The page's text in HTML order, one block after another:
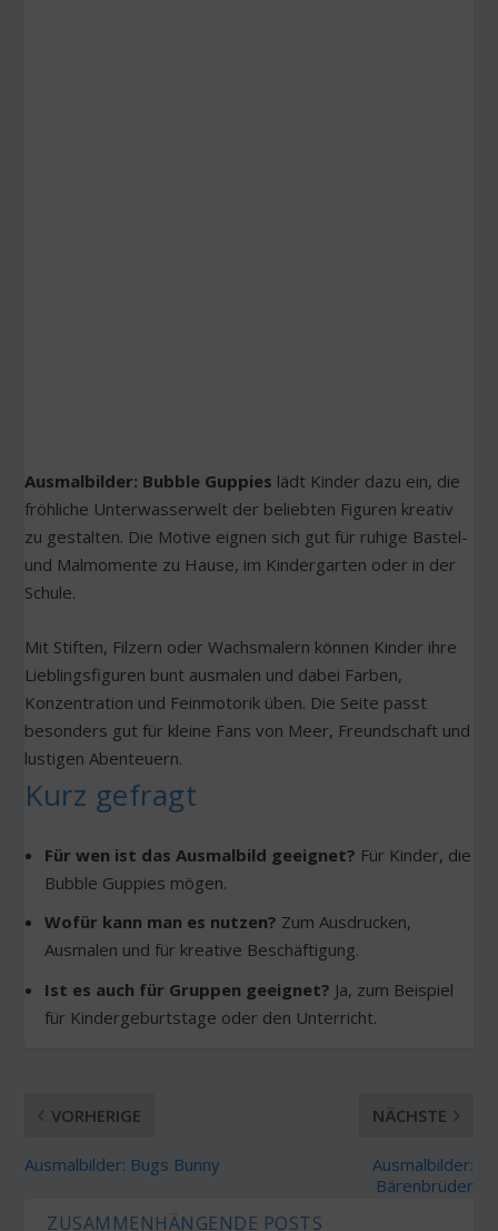
Ausmalbilder: Bubble Guppies lädt Kinder dazu ein, die
fröhliche Unterwasserwelt der beliebten Figuren kreativ
zu gestalten. Die Motive eignen sich gut für ruhige Bastel-
und Malmomente zu Hause, im Kindergarten oder in der
Schule.
Mit Stiften, Filzern oder Wachsmalern können Kinder ihre
Lieblingsfiguren bunt ausmalen und dabei Farben,
Konzentration und Feinmotorik üben. Die Seite passt
besonders gut für kleine Fans von Meer, Freundschaft und
lustigen Abenteuern.
Kurz gefragt
Für wen ist das Ausmalbild geeignet? Für Kinder, die
Bubble Guppies mögen.
Wofür kann man es nutzen? Zum Ausdrucken,
Ausmalen und für kreative Beschäftigung.
Ist es auch für Gruppen geeignet? Ja, zum Beispiel
für Kindergeburtstage oder den Unterricht.
VORHERIGE
Ausmalbilder: Bugs Bunny
NÄCHSTE
Ausmalbilder:
Bärenbrüder
ZUSAMMENHÄNGENDE POSTS